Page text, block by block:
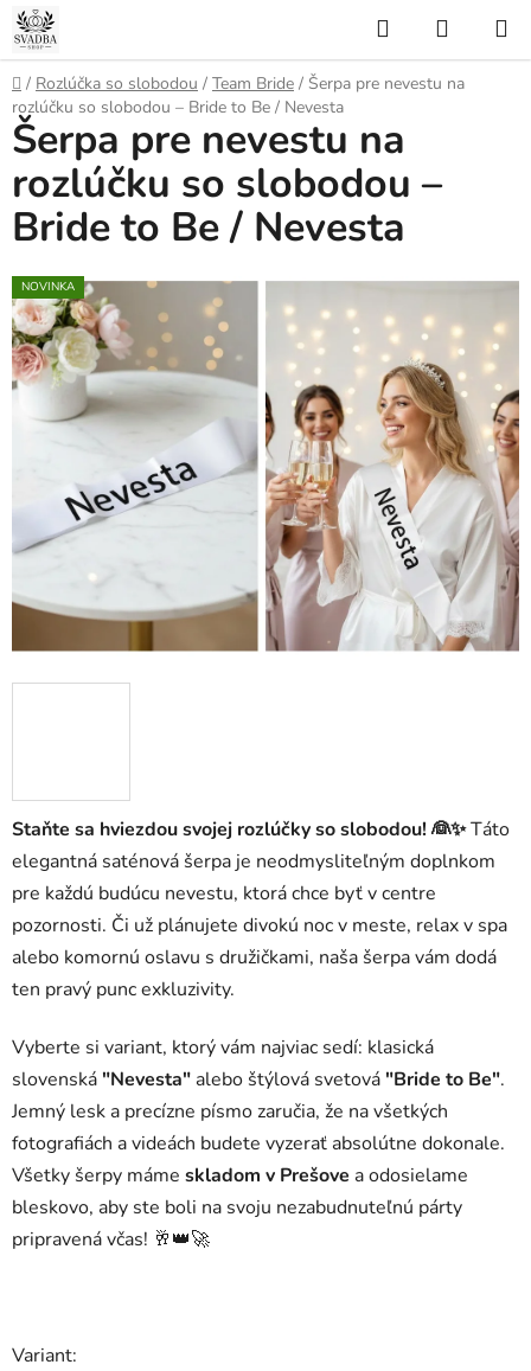
Prejsť
na
obsah
Hľadať
KOŠÍK
Domov
/ Rozlúčka so slobodou / Team Bride / Šerpa pre nevestu na
rozlúčku so slobodou – Bride to Be / Nevesta
Staňte sa hviezdou svojej rozlúčky so slobodou! 👰✨Táto
elegantná saténová šerpa je neodmysliteľným doplnkom
pre každú budúcu nevestu, ktorá chce byť v centre
pozornosti. Či už plánujete divokú noc v meste, relax v spa
alebo komornú oslavu s družičkami, naša šerpa vám dodá
ten pravý punc exkluzivity.
Vyberte si variant, ktorý vám najviac sedí: klasická
slovenská "Nevesta" alebo štýlová svetová "Bride to Be".
Jemný lesk a precízne písmo zaručia, že na všetkých
fotografiách a videách budete vyzerať absolútne dokonale.
Všetky šerpy máme skladom v Prešove a odosielame
bleskovo, aby ste boli na svoju nezabudnuteľnú párty
pripravená včas! 🥂👑🚀
Variant:
Šerpa pre nevestu na
rozlúčku so slobodou –
Bride to Be / Nevesta
NOVINKA